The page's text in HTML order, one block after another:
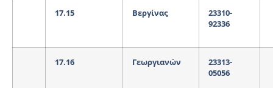
17.15 Βεργίνας
23310-
92336
17.16 Γεωργιανών
23313-
05056